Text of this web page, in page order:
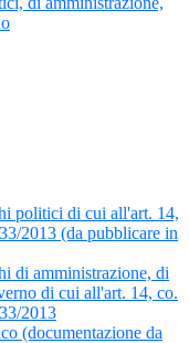
politici di cui all'art. 14,
2013 (da pubblicare in
di amministrazione, di
di cui all'art. 14, co.
2013
(documentazione da